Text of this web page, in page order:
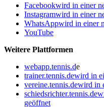
Facebookwird in einer
Instagramwird in einer
WhatsAppwird in einer
YouTube
Weitere Plattformen
webapp.tennis.de
trainer.tennis.dewird in
vereine.tennis.dewird in
schiedsrichter.tennis.de
geöffnet